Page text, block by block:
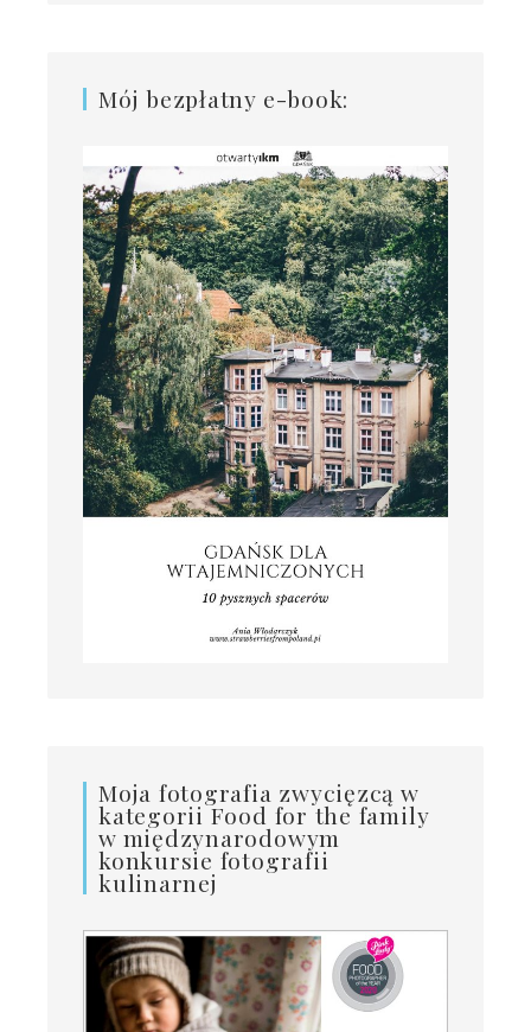
Mój bezpłatny e-book:
Moja fotografia zwycięzcą w
kategorii Food for the family
w międzynarodowym
konkursie fotografii
kulinarnej